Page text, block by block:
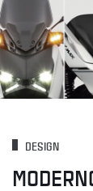
DESIGN